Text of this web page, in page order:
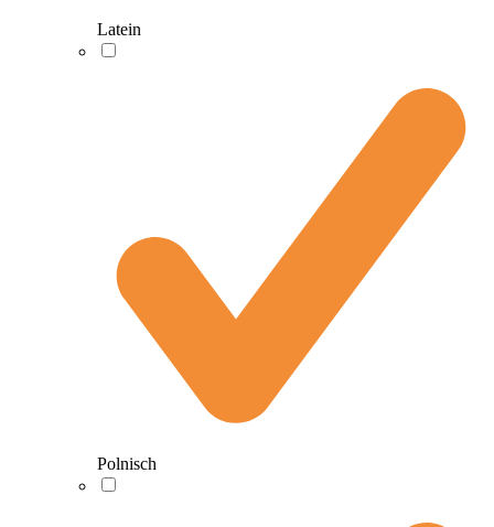
Latein
Polnisch